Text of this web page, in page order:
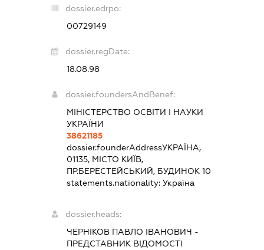
dossier.edrpo:
00729149
dossier.regDate:
18.08.98
dossier.foundersAndBenef:
МІНІСТЕРСТВО ОСВІТИ І НАУКИ
УКРАЇНИ
38621185
dossier.founderAddressУКРАЇНА,
01135, МІСТО КИЇВ,
ПР.БЕРЕСТЕЙСЬКИЙ, БУДИНОК 10
statements.nationality:Україна
dossier.heads:
ЧЕРНІКОВ ПАВЛО ІВАНОВИЧ -
ПРЕДСТАВНИК ВІДОМОСТІ